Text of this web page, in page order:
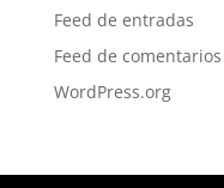
Feed de entradas
Feed de comentarios
WordPress.org